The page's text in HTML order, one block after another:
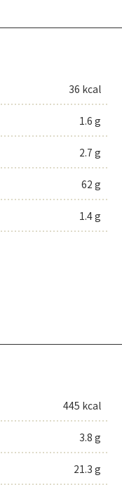
36 kcal
1.6 g
2.7 g
62 g
1.4 g
445 kcal
3.8 g
21.3 g